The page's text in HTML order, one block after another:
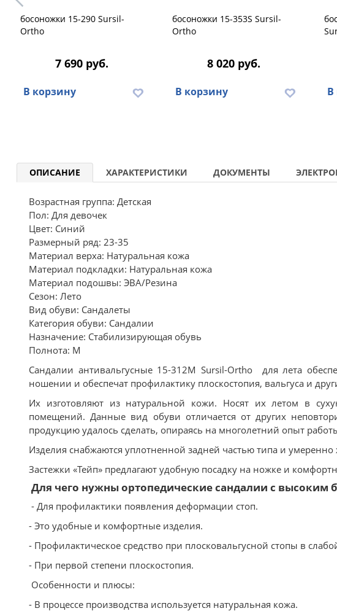
босоножки 15-290 Sursil-
Ortho
7 690 руб.
В корзину
босоножки 15-353S Sursil-
Ortho
8 020 руб.
В корзину В
ОПИСАНИЕ ХАРАКТЕРИСТИКИ ДОКУМЕНТЫ
Возрастная группа: Детская
Пол: Для девочек
Цвет: Синий
Размерный ряд: 23-35
Материал верха: Натуральная кожа
Материал подкладки: Натуральная кожа
Материал подошвы: ЭВА/Резина
Сезон: Лето
Вид обуви: Сандалеты
Категория обуви: Сандалии
Назначение: Стабилизирующая обувь
Полнота: M
Сандалии антивальгусные 15-312M Sursil-Ortho для лета
ношении и обеспечат профилактику плоскостопия, вальгуса и
Их изготовляют из натуральной кожи. Носят их летом в
помещений. Данные вид обуви отличается от других
продукцию удалось сделать, опираясь на многолетний опыт
Изделия снабжаются уплотненной задней частью типа и
Застежки «Тейп» предлагают удобную посадку на ножке и
Для чего нужны ортопедические сандалии с высоким
- Для профилактики появления деформации стоп.
- Это удобные и комфортные изделия.
- Профилактическое средство при плосковальгусной стопы в
- При первой степени плоскостопия.
Особенности и плюсы:
- В процессе производства используется натуральная кожа.